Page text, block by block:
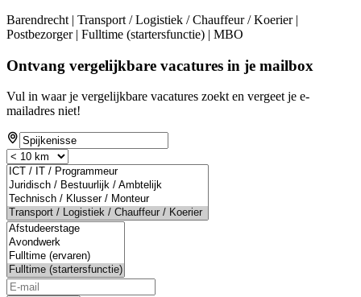
Barendrecht | Transport / Logistiek / Chauffeur / Koerier |
Postbezorger | Fulltime (startersfunctie) | MBO
Ontvang vergelijkbare vacatures in je mailbox
Vul in waar je vergelijkbare vacatures zoekt en vergeet je e-
mailadres niet!